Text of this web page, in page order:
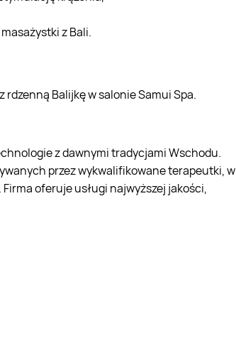
z Bali.
Balijkę w salonie Samui Spa.
z dawnymi tradycjami Wschodu.
przez wykwalifikowane terapeutki, w
oferuje usługi najwyższej jakości,